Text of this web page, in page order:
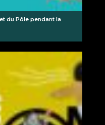
du Pôle pendant la